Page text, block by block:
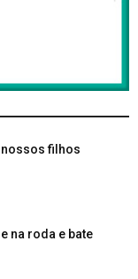
nossos filhos
na roda e bate